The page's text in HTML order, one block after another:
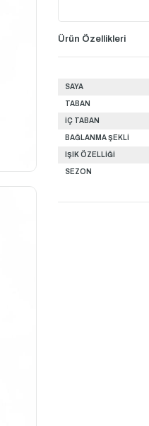
Ürün Özellikleri
SAYA
TABAN
İÇ TABAN
BAĞLANMA ŞEKLİ
IŞIK ÖZELLİĞİ
SEZON